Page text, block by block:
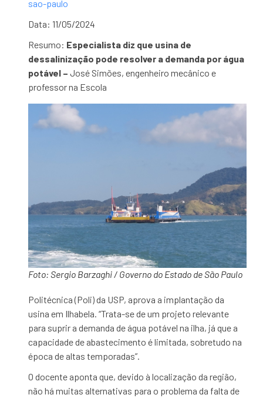
sao-paulo
Data: 11/05/2024
Resumo: Especialista diz que usina de
dessalinização pode resolver a demanda por água
potável –José Simões, engenheiro mecânico e
professor na Escola
Foto: Sergio Barzaghi / Governo do Estado de São Paulo
Politécnica (Poli) da USP, aprova a implantação da
usina em Ilhabela. “Trata-se de um projeto relevante
para suprir a demanda de água potável na ilha, já que a
capacidade de abastecimento é limitada, sobretudo na
época de altas temporadas”.
O docente aponta que, devido à localização da região,
não há muitas alternativas para o problema da falta de